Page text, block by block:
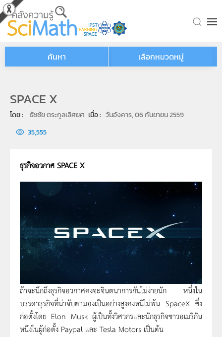
Skip to main content
ค้นหา เลือกหมวดหมู่
SPACE X
โดย : ธัชชัย ตระกูลเลิศยศ เมื่อ : วันอังคาร, 06 กันยายน 2559
35,555
ธุรกิจอวกาศ SPACE X
ถ้าจะนึกถึงธุรกิจอวกาศคงจะจินตนาการกันไม่ง่ายนัก หนึ่งใน
บรรดาธุรกิจที่น่าจับตามองเป็นอย่างสูงคงหนีไม่พ้น SpaceX ซึ่ง
ก่อตั้งโดย Elon Musk ผู้เป็นทั้งวิศวกรและนักธุรกิจชาวอเมริกัน
หนึ่งในผู้ก่อตั้ง Paypal และ Tesla Motors เป็นต้น